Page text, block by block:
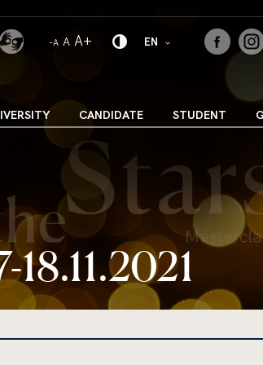
-AMNIEJSZA CZCIONKA
ANORMALNA CZCIONKA
A+WIĘKSZA CZCIONKA
EN zmień język
CANDIDATE STUDENT